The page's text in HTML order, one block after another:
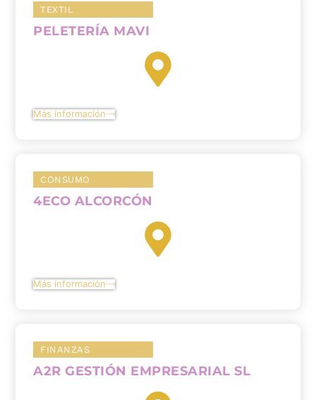
TEXTIL
PELETERÍA MAVI
Más información
CONSUMO
4ECO ALCORCÓN
Más información
FINANZAS
A2R GESTIÓN EMPRESARIAL SL